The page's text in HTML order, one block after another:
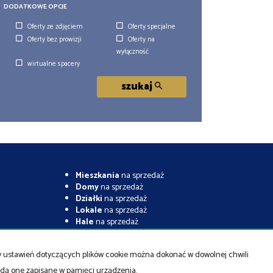
DODATKOWE OPCJE
Oferty ze zdjęciem
Oferty specjalne
Oferty bez prowizji
Oferty na
wyłączność
wirtualne spacery
szukaj
Mieszkaniana sprzedaż
Domyna sprzedaż
Działkina sprzedaż
Lokalena sprzedaż
Halena sprzedaż
Obiektyna sprzedaż
dotyczących plików cookie można dokonać w dowolnej chwili